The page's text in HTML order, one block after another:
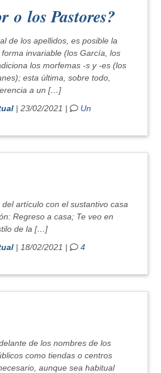
o los Pastores?
de los apellidos, es posible la
invariable (los García, los
los morfemas -s y -es (los
esta última, sobre todo,
a un […]
| 23/02/2021 |
Un
artículo con el sustantivo casa
Regreso a casa; Te veo en
de la […]
| 18/02/2021 |
4
de los nombres de los
como tiendas o centros
aunque sea habitual